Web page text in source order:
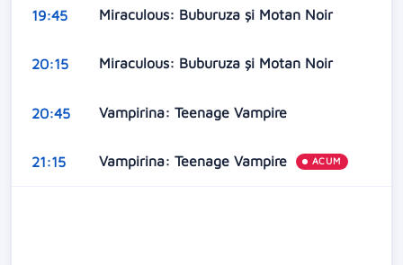
19:45 Miraculous: Buburuza și Motan Noir
20:15 Miraculous: Buburuza și Motan Noir
20:45 Vampirina: Teenage Vampire
21:15 Vampirina: Teenage Vampire ACUM